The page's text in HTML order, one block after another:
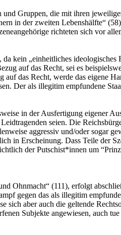
Gruppen, die mit ihren
in der zweiten Lebenshälfte“
richteten sich vor
kein „einheitliches
auf das Recht, sei es
das Recht, werde das eigene
Der als illegitim empfundene
in der Ausfertigung eigener
seien. Die
aggressiv und/oder sogar
in Erscheinung. Dass Teile der
der Putschist*innen um
Ohnmacht“ (111), erfolgt
gegen das als illegitim
aber auch die geltende
Subjekte angewiesen, auch